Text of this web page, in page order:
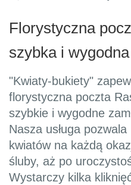
Florystyczna
szybka i
"Kwiaty-bukiety"
florystyczna poczta
szybkie i wygodne
Nasza usługa
kwiatów na każdą
śluby, aż po
Wystarczy kilka